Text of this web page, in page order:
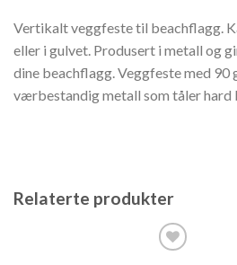
Vertikalt veggfeste til beachflagg.
eller i gulvet. Produsert i metall og
dine beachflagg. Veggfeste med 90
værbestandig metall som tåler hard
Relaterte produkter